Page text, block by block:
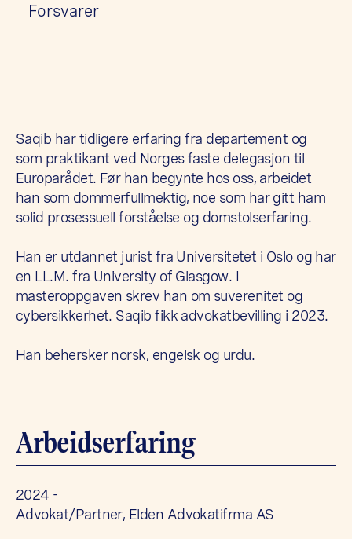
Forsvarer
Saqib har tidligere erfaring fra departement og
som praktikant ved Norges faste delegasjon til
Europarådet. Før han begynte hos oss, arbeidet
han som dommerfullmektig, noe som har gitt ham
solid prosessuell forståelse og domstolserfaring.
Han er utdannet jurist fra Universitetet i Oslo og har
en LL.M. fra University of Glasgow. I
masteroppgaven skrev han om suverenitet og
cybersikkerhet. Saqib fikk advokatbevilling i 2023.
Han behersker norsk, engelsk og urdu.
Arbeidserfaring
2024 -
Advokat/Partner, Elden Advokatifrma AS